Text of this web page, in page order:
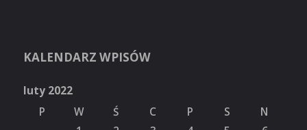
KALENDARZ WPISÓW
luty 2022
P
W Ś C P S
N